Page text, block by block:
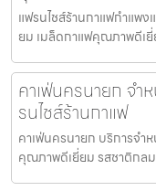
แฟรนไชส์ร้านกาแฟกำแพง
ยม เมล็ดกาแฟคุณภาพดีเ
คาเฟ่นครนายก จ
รนไชส์ร้านกาแฟ
คาเฟ่นครนายก บริการจำ
คุณภาพดีเยี่ยม รสชาติกล